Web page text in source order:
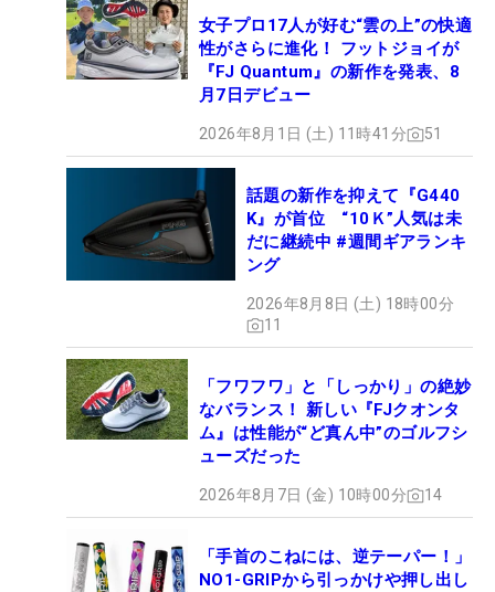
女子プロ17人が好む“雲の上”の快適
性がさらに進化！ フットジョイが
『FJ Quantum』の新作を発表、8
月7日デビュー
2026年8月1日 (土) 11時41分 51
話題の新作を抑えて『G440
K』が首位 “10Ｋ”人気は未
だに継続中 #週間ギアランキ
ング
2026年8月8日 (土) 18時00分
11
「フワフワ」と「しっかり」の絶妙
なバランス！ 新しい『FJクオンタ
ム』は性能が“ど真ん中”のゴルフシ
ューズだった
2026年8月7日 (金) 10時00分 14
「手首のこねには、逆テーパー！」
NO1-GRIPから引っかけや押し出し